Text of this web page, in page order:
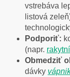
vstrebáva
listová
Podporiť:
(napr.
Obmedziť
dávky